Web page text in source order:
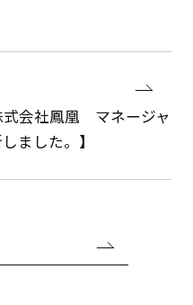
式会社鳳凰 マネージャ
ました。】